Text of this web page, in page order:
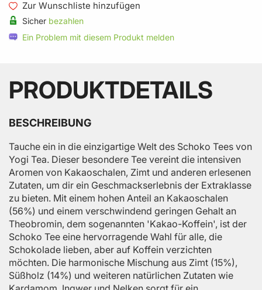
Zur Wunschliste hinzufügen
Sicher bezahlen
Ein Problem mit diesem Produkt melden
PRODUKTDETAILS
BESCHREIBUNG
Tauche ein in die einzigartige Welt des Schoko Tees von
Yogi Tea. Dieser besondere Tee vereint die intensiven
Aromen von Kakaoschalen, Zimt und anderen erlesenen
Zutaten, um dir ein Geschmackserlebnis der Extraklasse
zu bieten. Mit einem hohen Anteil an Kakaoschalen
(56%) und einem verschwindend geringen Gehalt an
Theobromin, dem sogenannten 'Kakao-Koffein', ist der
Schoko Tee eine hervorragende Wahl für alle, die
Schokolade lieben, aber auf Koffein verzichten
möchten. Die harmonische Mischung aus Zimt (15%),
Süßholz (14%) und weiteren natürlichen Zutaten wie